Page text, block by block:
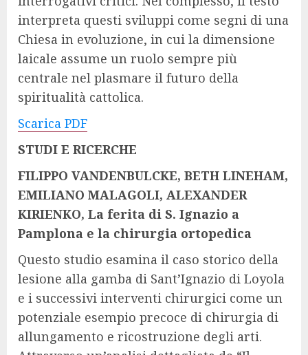
interpreta questi sviluppi come segni di una
Chiesa in evoluzione, in cui la dimensione
laicale assume un ruolo sempre più
centrale nel plasmare il futuro della
spiritualità cattolica.
Scarica PDF
STUDI E RICERCHE
FILIPPO VANDENBULCKE, BETH LINEHAM,
EMILIANO MALAGOLI, ALEXANDER
KIRIENKO, La ferita di S. Ignazio a
Pamplona e la chirurgia ortopedica
Questo studio esamina il caso storico della
lesione alla gamba di Sant’Ignazio di Loyola
e i successivi interventi chirurgici come un
potenziale esempio precoce di chirurgia di
allungamento e ricostruzione degli arti.